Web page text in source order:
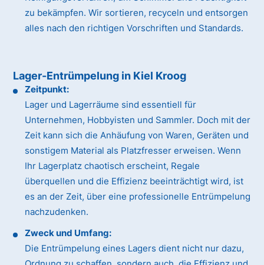
zu bekämpfen. Wir sortieren, recyceln und entsorgen
alles nach den richtigen Vorschriften und Standards.
Lager-Entrümpelung in Kiel Kroog
Zeitpunkt:
Lager und Lagerräume sind essentiell für
Unternehmen, Hobbyisten und Sammler. Doch mit der
Zeit kann sich die Anhäufung von Waren, Geräten und
sonstigem Material als Platzfresser erweisen. Wenn
Ihr Lagerplatz chaotisch erscheint, Regale
überquellen und die Effizienz beeinträchtigt wird, ist
es an der Zeit, über eine professionelle Entrümpelung
nachzudenken.
Zweck und Umfang:
Die Entrümpelung eines Lagers dient nicht nur dazu,